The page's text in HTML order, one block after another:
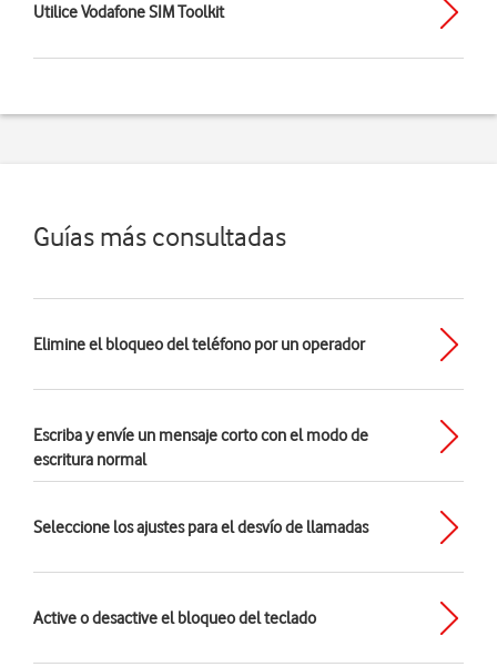
Utilice Vodafone SIM Toolkit
Guías más consultadas
Elimine el bloqueo del teléfono por un operador
Escriba y envíe un mensaje corto con el modo de
escritura normal
Seleccione los ajustes para el desvío de llamadas
Active o desactive el bloqueo del teclado